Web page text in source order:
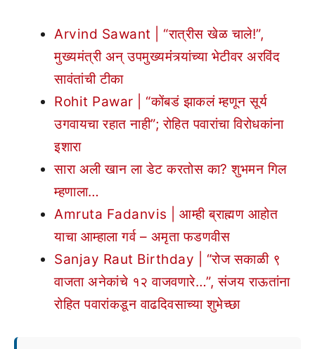
Arvind Sawant | “रात्रीस खेळ चाले!”,
मुख्यमंत्री अन् उपमुख्यमंंत्र्यांच्या भेटीवर अरविंद
सावंतांची टीका
Rohit Pawar | “कोंबडं झाकलं म्हणून सूर्य
उगवायचा रहात नाही”; रोहित पवारांचा विरोधकांना
इशारा
सारा अली खान ला डेट करतोस का? शुभमन गिल
म्हणाला…
Amruta Fadanvis | आम्ही ब्राह्मण आहोत
याचा आम्हाला गर्व – अमृता फडणवीस
Sanjay Raut Birthday | “रोज सकाळी ९
वाजता अनेकांचे १२ वाजवणारे…”, संजय राऊतांना
रोहित पवारांकडून वाढदिवसाच्या शुभेच्छा